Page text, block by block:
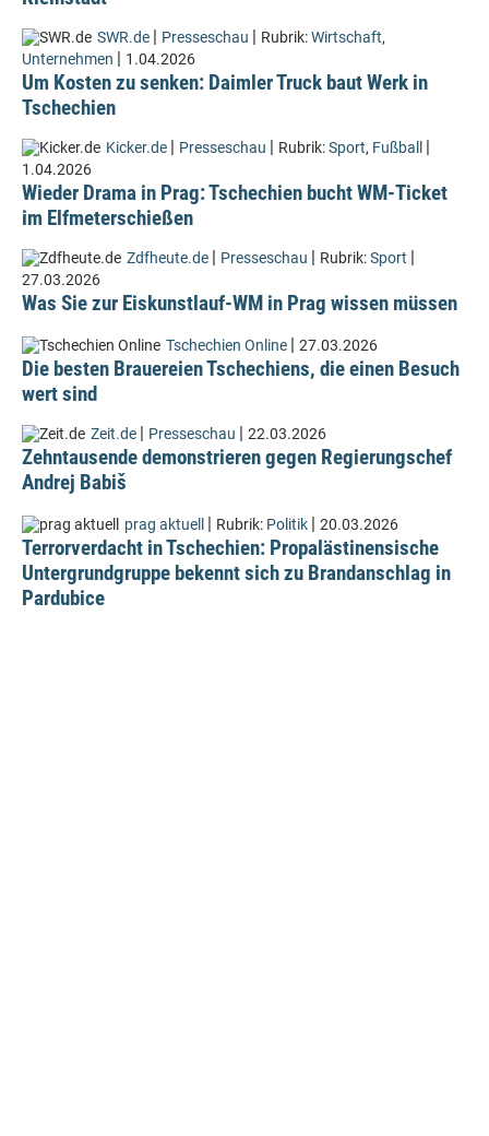
SWR.de | Presseschau | Rubrik:Wirtschaft,
Unternehmen | 1.04.2026
Um Kosten zu senken: Daimler Truck baut Werk in
Tschechien
Kicker.de | Presseschau | Rubrik:Sport, Fußball |
1.04.2026
Wieder Drama in Prag: Tschechien bucht WM-Ticket
im Elfmeterschießen
Zdfheute.de | Presseschau | Rubrik:Sport |
27.03.2026
Was Sie zur Eiskunstlauf-WM in Prag wissen müssen
Tschechien Online | 27.03.2026
Die besten Brauereien Tschechiens, die einen Besuch
wert sind
Zeit.de | Presseschau | 22.03.2026
Zehntausende demonstrieren gegen Regierungschef
Andrej Babiš
prag aktuell | Rubrik: Politik | 20.03.2026
Terrorverdacht in Tschechien: Propalästinensische
Untergrundgruppe bekennt sich zu Brandanschlag in
Pardubice